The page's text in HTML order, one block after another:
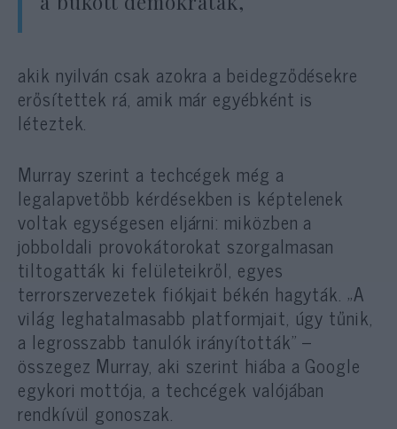
akik nyilván csak azokra a beidegződésekre
erősítettek rá, amik már egyébként is
léteztek.
Murray szerint a techcégek még a
legalapvetőbb kérdésekben is képtelenek
voltak egységesen eljárni: miközben a
jobboldali provokátorokat szorgalmasan
tiltogatták ki felületeikről, egyes
terrorszervezetek fiókjait békén hagyták. „A
világ leghatalmasabb platformjait, úgy tűnik,
a legrosszabb tanulók irányították” –
összegez Murray, aki szerint hiába a Google
egykori mottója, a techcégek valójában
rendkívül gonoszak.